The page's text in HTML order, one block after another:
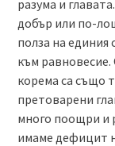
разума и
добър или по-
полза на единия
към
корема са също
претоварени
много поощри и
имаме дефицит